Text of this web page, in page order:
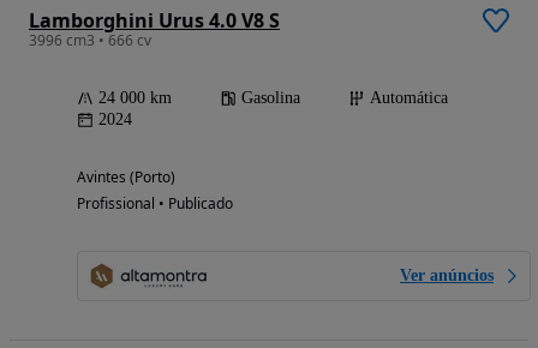
Lamborghini Urus 4.0 V8 S
3996 cm3 • 666 cv
24 000 km Gasolina
Automática
2024
Avintes (Porto)
Profissional • Publicado
Ver anúncios